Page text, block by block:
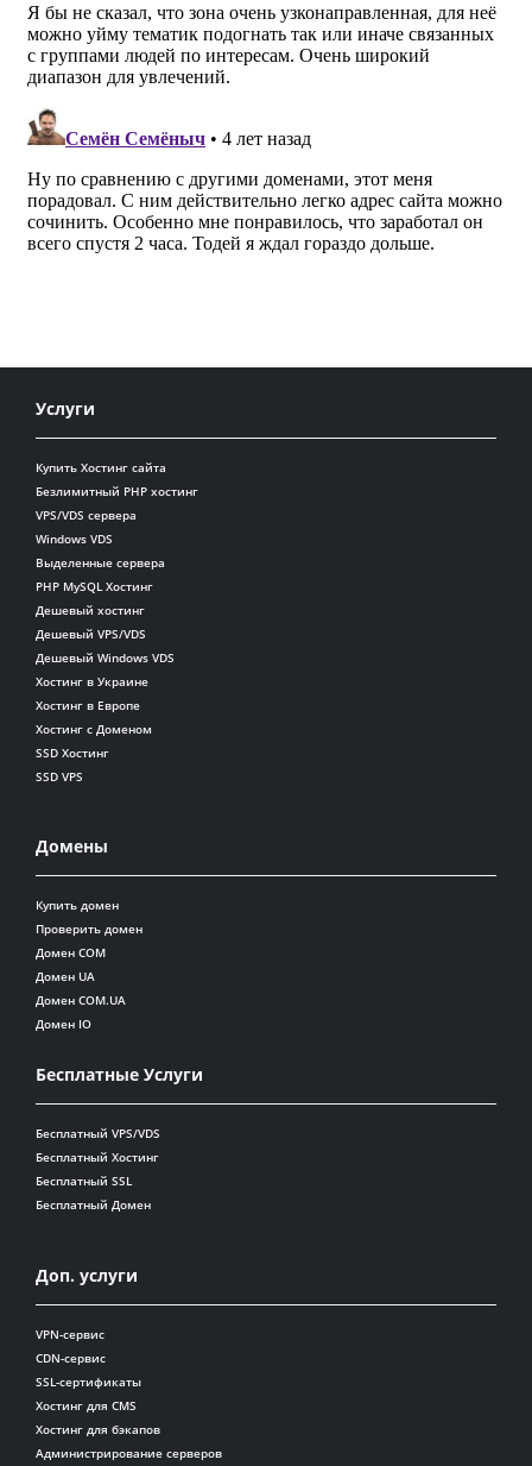
Услуги
Купить Хостинг сайта
Безлимитный PHP хостинг
VPS/VDS сервера
Windows VDS
Выделенные сервера
PHP MySQL Хостинг
Дешевый хостинг
Дешевый VPS/VDS
Дешевый Windows VDS
Хостинг в Украине
Хостинг в Европе
Хостинг с Доменом
SSD Хостинг
SSD VPS
Домены
Купить домен
Проверить домен
Домен COM
Домен UA
Домен COM.UA
Домен IO
Бесплатные Услуги
Бесплатный VPS/VDS
Бесплатный Хостинг
Бесплатный SSL
Бесплатный Домен
Доп. услуги
VPN-сервис
CDN-сервис
SSL-сертификаты
Хостинг для CMS
Хостинг для бэкапов
Администрирование серверов